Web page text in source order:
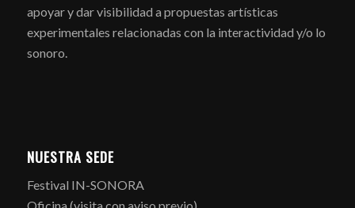
apoyar y dar visibilidad a propuestas artísticas
experimentales relacionadas con la interactividad y/o lo
sonoro.
NUESTRA SEDE
Festival IN-SONORA